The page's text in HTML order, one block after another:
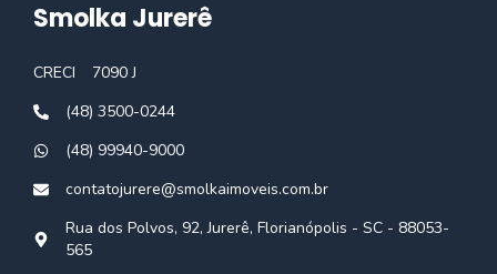
Smolka Jurerê
CRECI
7090 J
(48) 3500-0244
(48) 99940-9000
contatojurere@smolkaimoveis.com.br
Rua dos Polvos, 92, Jurerê, Florianópolis - SC - 88053-
565